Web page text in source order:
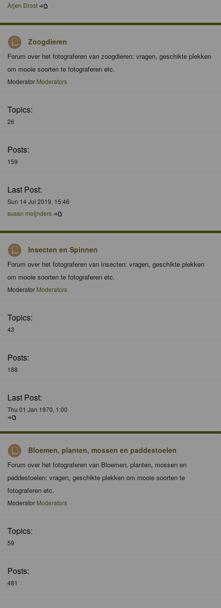
Arjen Drost
Zoogdieren
Forum over het fotograferen van zoogdieren: vragen, geschikte plekken
om mooie soorten te fotograferen etc.
Moderator Moderators
Topics:
26
Posts:
159
Last Post:
Sun 14 Jul 2019, 15:46
susan meijnders
Insecten en Spinnen
Forum over het fotograferen van insecten: vragen, geschikte plekken
om mooie soorten te fotograferen etc.
Moderator Moderators
Topics:
43
Posts:
188
Last Post:
Thu 01 Jan 1970, 1:00
Bloemen, planten, mossen en paddestoelen
Forum over het fotograferen van Bloemen, planten, mossen en
paddestoelen: vragen, geschikte plekken om mooie soorten te
fotograferen etc.
Moderator Moderators
Topics:
59
Posts:
481